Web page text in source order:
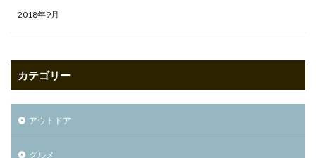
2018年9月
カテゴリー
アウトドア
グルメ